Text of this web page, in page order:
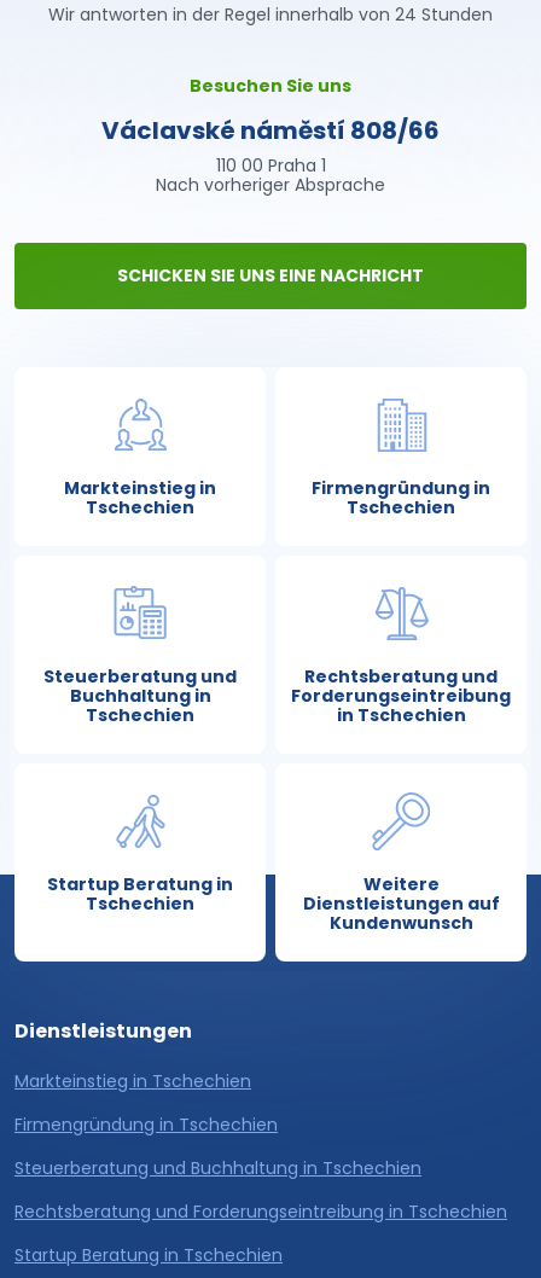
Wir antworten in der Regel innerhalb von 24 Stunden
Besuchen Sie uns
Václavské náměstí 808/66
110 00 Praha 1
Nach vorheriger Absprache
SCHICKEN SIE UNS EINE NACHRICHT
Markteinstieg in
Tschechien
Firmengründung in
Tschechien
Steuerberatung und
Buchhaltung in
Tschechien
Rechtsberatung und
Forderungseintreibung
in Tschechien
Startup Beratung in
Tschechien
Weitere
Dienstleistungen auf
Kundenwunsch
Dienstleistungen
Markteinstieg in Tschechien
Firmengründung in Tschechien
Steuerberatung und Buchhaltung in Tschechien
Rechtsberatung und Forderungseintreibung in Tschechien
Startup Beratung in Tschechien